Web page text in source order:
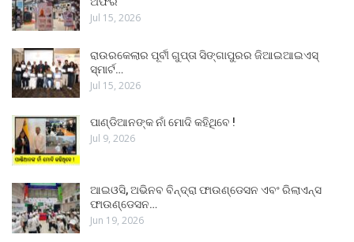
Jul 15, 2026
ରାଉରକେଲାର ପୂର୍ବୀ ଗୁପ୍ତା ସିଙ୍ଗାପୁରର ଜିଆଇଆଇଏସ୍
ସ୍ମାର୍ଟ…
Jul 15, 2026
ପାଣ୍ଡିଆନଙ୍କ ନାଁ ମୋଦି କହିଥିବେ !
Jul 9, 2026
ଆଇଓସି, ଅଭିନବ ବିନ୍ଦ୍ରା ଫାଉଣ୍ଡେସନ ଏବଂ ରିଲାଏନ୍ସ
ଫାଉଣ୍ଡେସନ…
Jun 19, 2026